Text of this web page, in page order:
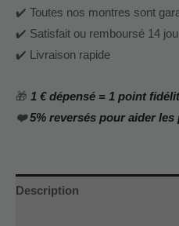
✔️ Toutes nos montres sont
✔️ Satisfait ou remboursé 14
✔️ Livraison rapide
🎁 1 € dépensé = 1 point
❤️5% reversés pour aider les
Description